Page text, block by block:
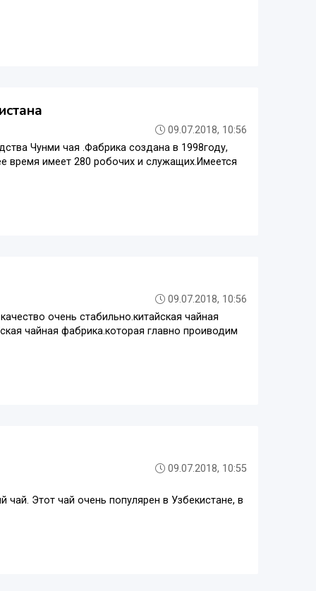
09.07.2018, 10:56
Чунми чая .Фабрика создана в 1998году,
время имеет 280 робочих и служащих.Имеется
09.07.2018, 10:56
очень стабильно.китайская чайная
чайная фабрика.которая главно проиводим
09.07.2018, 10:55
чай. Этот чай очень популярен в Узбекистане, в